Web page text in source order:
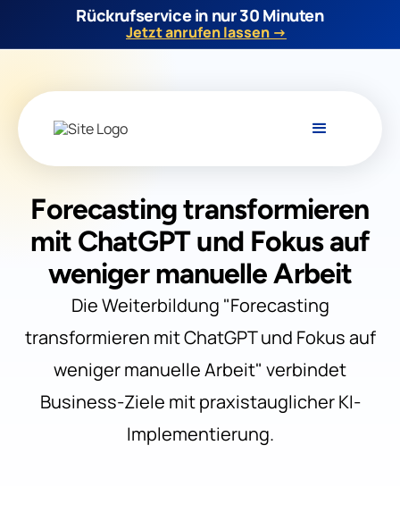
Rückrufservice in nur 30 Minuten
Jetzt anrufen lassen →
Forecasting transformieren
mit ChatGPT und Fokus auf
weniger manuelle Arbeit
Die Weiterbildung "Forecasting
transformieren mit ChatGPT und Fokus auf
weniger manuelle Arbeit" verbindet
Business-Ziele mit praxistauglicher KI-
Implementierung.